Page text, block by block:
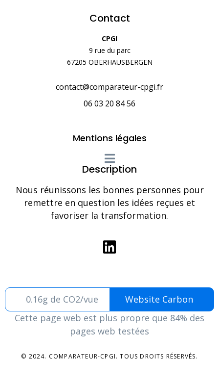
Contact
CPGI
9 rue du parc
67205 OBERHAUSBERGEN
contact@comparateur-cpgi.fr
06 03 20 84 56
Mentions légales
Description
Nous réunissons les bonnes personnes pour
remettre en question les idées reçues et
favoriser la transformation.
0.16g de CO2/vue
Website Carbon
Cette page web est plus propre que 84% des
pages web testées
© 2024. COMPARATEUR-CPGI. TOUS DROITS RÉSERVÉS.